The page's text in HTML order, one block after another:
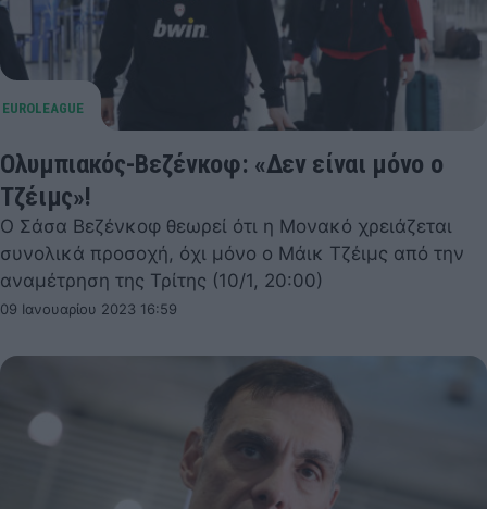
Ολυμπιακός-Βεζένκοφ: «Δεν είναι μόνο ο
Τζέιμς»!
Ο Σάσα Βεζένκοφ θεωρεί ότι η Μονακό χρειάζεται
συνολικά προσοχή, όχι μόνο ο Μάικ Τζέιμς από την
αναμέτρηση της Τρίτης (10/1, 20:00)
09 Ιανουαρίου 2023 16:59